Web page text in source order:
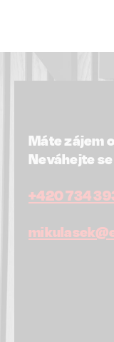
Máte zájem
Neváhejte
+420 734